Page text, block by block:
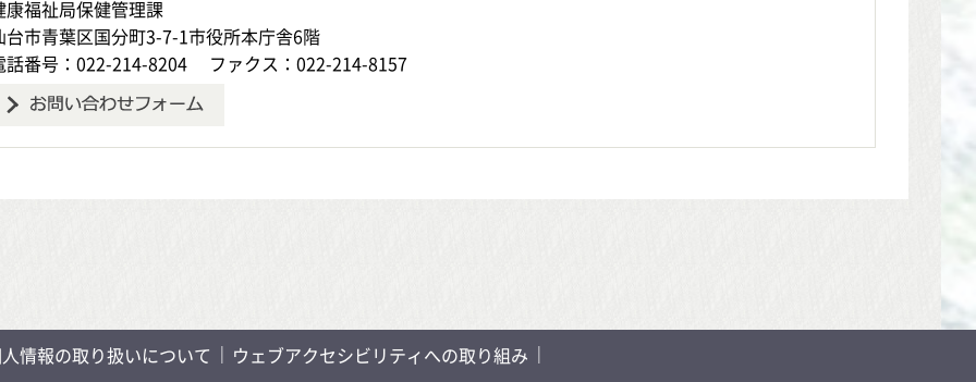
康福祉局保健管理課
台市青葉区国分町3-7-1市役所本庁舎6階
話番号：022-214-8204
ファクス：022-214-8157
情報の取り扱いについて ウェブアクセシビリティへの取り組み